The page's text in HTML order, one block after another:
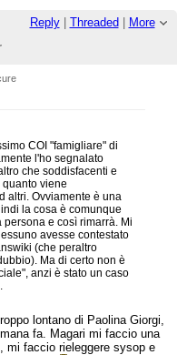
Reply| Threaded
More
COI "famigliare" di
l'ho segnalato
che soddisfacenti e
quanto viene
altri. Ovviamente è una
la cosa è comunque
persona e così rimarrà. Mi
avesse contestato
(che peraltro
Ma di certo non è
anzi è stato un caso
lontano di Paolina Giorgi,
fa. Magari mi faccio una
mi faccio rieleggere sysop e